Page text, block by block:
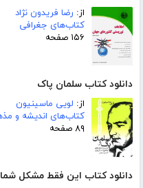
از: رضا فریدون نژاد
کتاب‌های جغرافی
۱۵۶ صفحه
دانلود کتاب سلمان پاک
از: لویی ماسینیون
کتاب‌های اندیشه و
۸۹ صفحه
دانلود کتاب این فقط مشکل